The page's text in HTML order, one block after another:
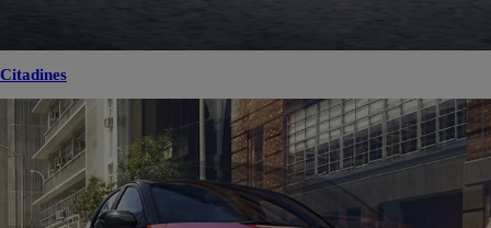
Citadines